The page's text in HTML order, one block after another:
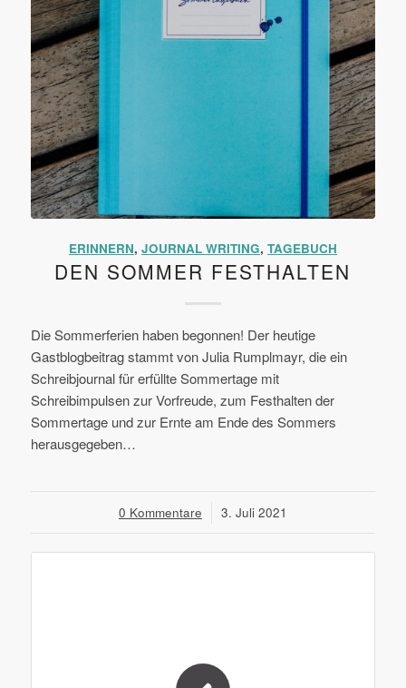
ERINNERN, JOURNAL WRITING, TAGEBUCH
DEN SOMMER FESTHALTEN
Die Sommerferien haben begonnen! Der heutige
Gastblogbeitrag stammt von Julia Rumplmayr, die ein
Schreibjournal für erfüllte Sommertage mit
Schreibimpulsen zur Vorfreude, zum Festhalten der
Sommertage und zur Ernte am Ende des Sommers
herausgegeben…
0 Kommentare
/ 3. Juli 2021